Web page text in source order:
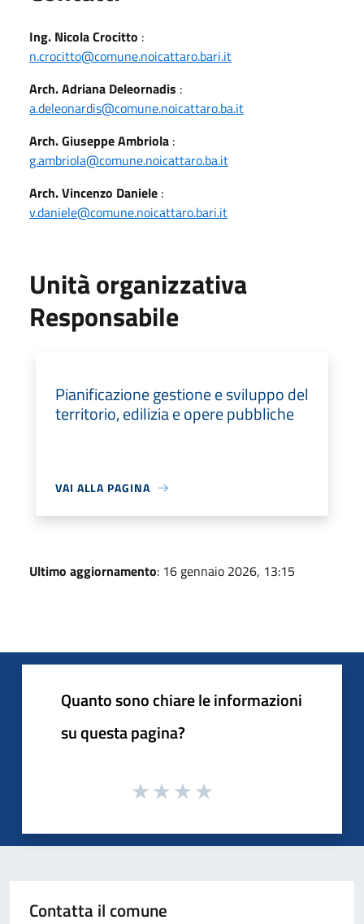
Ing. Nicola Crocitto :
n.crocitto@comune.noicattaro.bari.it
Arch. Adriana Deleornadis :
a.deleonardis@comune.noicattaro.ba.it
Arch. Giuseppe Ambriola :
g.ambriola@comune.noicattaro.ba.it
Arch. Vincenzo Daniele :
v.daniele@comune.noicattaro.bari.it
Unità organizzativa
Responsabile
Pianificazione gestione e sviluppo del
territorio, edilizia e opere pubbliche
VAI ALLA PAGINA
Ultimo aggiornamento: 16 gennaio 2026, 13:15
Quanto sono chiare le informazioni
su questa pagina?
Contatta il comune